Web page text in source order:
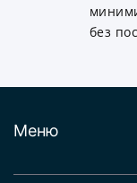
без
Меню